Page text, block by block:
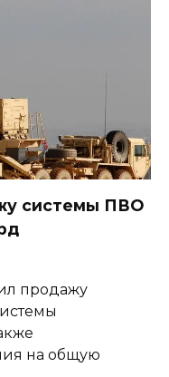
системы ПВО
продажу
на общую